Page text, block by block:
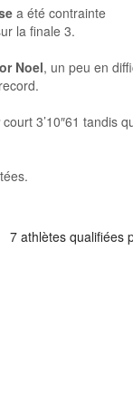
a été contrainte
la finale 3.
Noel, un peu en
court 3’10″61 tandis
7 athlètes qualifiées